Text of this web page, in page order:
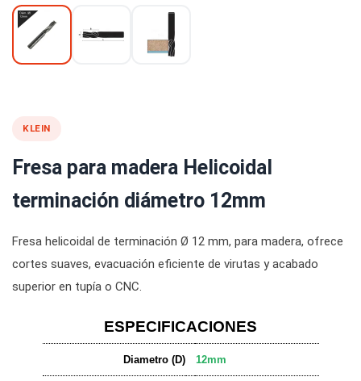
KLEIN
Fresa para madera Helicoidal
terminación diámetro 12mm
Fresa helicoidal de terminación Ø 12 mm, para madera, ofrece
cortes suaves, evacuación eficiente de virutas y acabado
superior en tupía o CNC.
ESPECIFICACIONES
Diametro (D) 12mm